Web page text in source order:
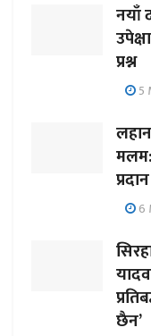
नयाँ
प्रश्न
5
प्रदान
6
छैन’